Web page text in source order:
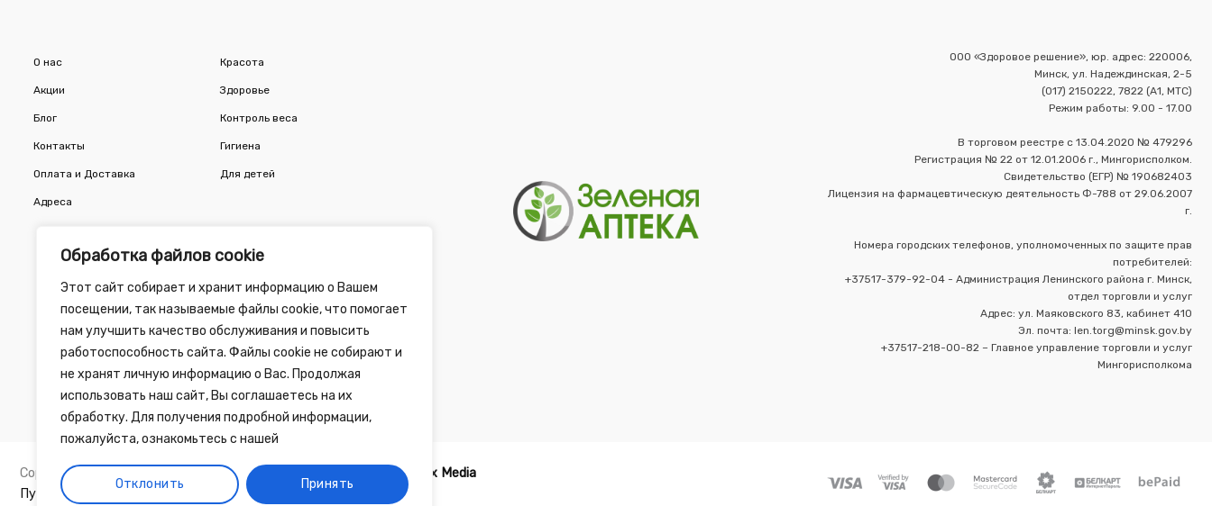
Обработка файлов cookie
Этот сайт собирает и хранит информацию о Вашем
посещении, так называемые файлы cookie, что помогает
нам улучшить качество обслуживания и повысить
работоспособность сайта. Файлы cookie не собирают и
не хранят личную информацию о Вас. Продолжая
использовать наш сайт, Вы соглашаетесь на их
обработку. Для получения подробной информации,
пожалуйста, ознакомьтесь с нашей
Отклонить Принять
О нас
Акции
Блог
Контакты
Оплата и Доставка
Адреса
Красота
Здоровье
Контроль веса
Гигиена
Для детей
ООО «Здоровое решение», юр. адрес: 220006,
Минск, ул. Надеждинская, 2-5
(017) 2150222, 7822 (А1, МТС)
Режим работы: 9.00 - 17.00
В торговом реестре с 13.04.2020 № 479296
Регистрация № 22 от 12.01.2006 г., Мингорисполком.
Свидетельство (ЕГР) № 190682403
Лицензия на фармацевтическую деятельность Ф-788 от 29.06.2007
г.
Номера городских телефонов, уполномоченных по защите прав
потребителей:
+37517-379-92-04 - Администрация Ленинского района г. Минск,
отдел торговли и услуг
Адрес: ул. Маяковского 83, кабинет 410
Эл. почта: len.torg@minsk.gov.by
+37517-218-00-82 – Главное управление торговли и услуг
Мингорисполкома
Copyright 2010 - 2026 © Зелёная Аптека , разработка сайта -Tirex Media
Публичный договор